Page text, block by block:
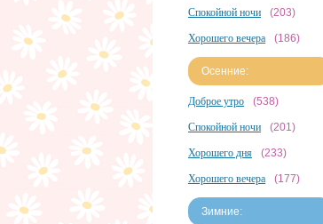
Спокойной ночи (203)
Хорошего вечера (186)
Осенние:
Доброе утро (538)
Спокойной ночи (201)
Хорошего дня (233)
Хорошего вечера (177)
Зимние: